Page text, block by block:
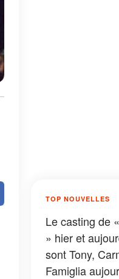
TOP NOUVELLES
Le casting de
» hier et
sont Tony,
Famiglia